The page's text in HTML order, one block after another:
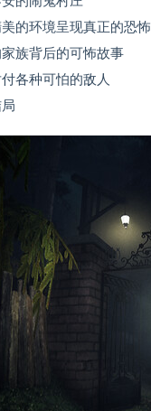
的环境呈现真正的恐
族背后的可怖故事
各种可怕的敌人